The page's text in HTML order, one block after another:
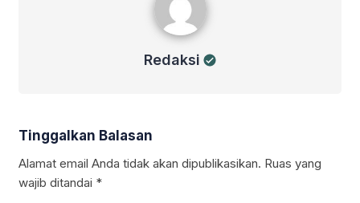
Redaksi
Tinggalkan Balasan
Alamat email Anda tidak akan dipublikasikan. Ruas yang
wajib ditandai *